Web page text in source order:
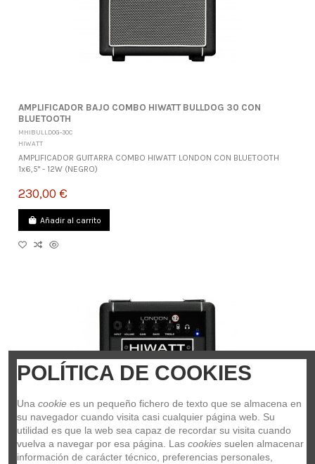
AMPLIFICADOR BAJO COMBO HIWATT BULLDOG 30 CON
BLUETOOTH
MHIBULLDOG-30C
HIWATT
AMPLIFICADOR GUITARRA COMBO HIWATT LONDON CON BLUETOOTH
1x6,5" - 12W (NEGRO)
230,00 €
Añadir al carrito
POLÍTICA DE COOKIES
Una cookie es un pequeño fichero de texto que se almacena en
su navegador cuando visita casi cualquier página web. Su
utilidad es que la web sea capaz de recordar su visita cuando
vuelva a navegar por esa página. Las cookies suelen almacenar
información de carácter técnico, preferencias personales,